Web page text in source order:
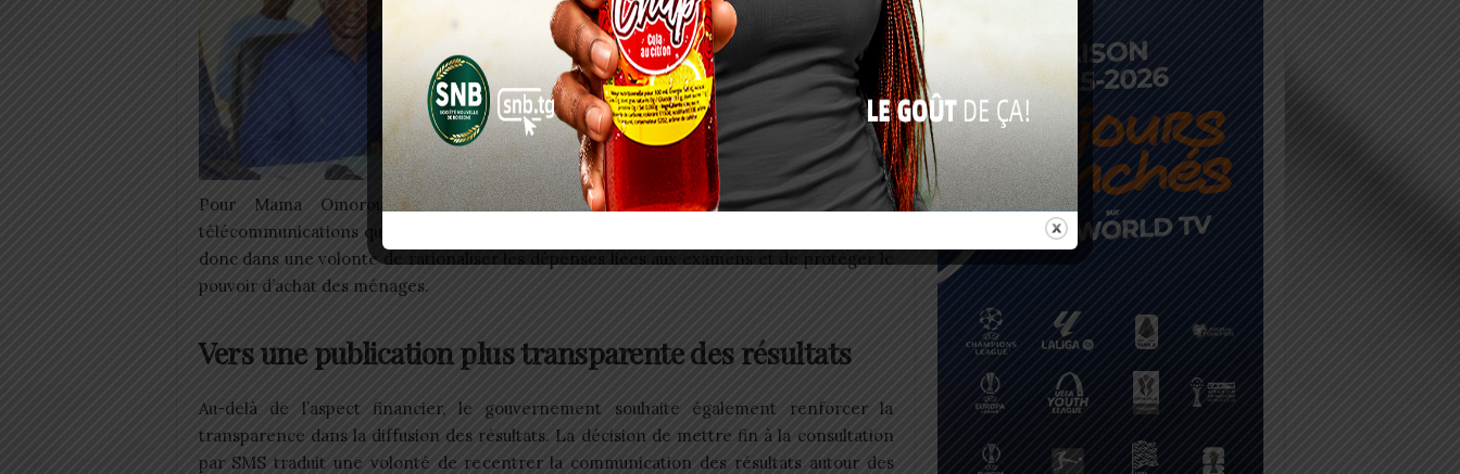
nombreuses familles, plusieurs proches
effectuent simultanément la même
opération afin de vérifier le résultat d’un
candidat. Une situation qui entraîne une
multiplication des frais sans apporter une
réelle valeur ajoutée.
Pour Mama Omorou, ce mécanisme profite davantage aux opérateurs de
télécommunications qu’aux élèves et à leurs parents. La suppression du service s’inscrit
donc dans une volonté de rationaliser les dépenses liées aux examens et de protéger le
pouvoir d’achat des ménages.
Vers une publication plus transparente des résultats
Au-delà de l’aspect financier, le gouvernement souhaite également renforcer la
transparence dans la diffusion des résultats. La décision de mettre fin à la consultation
par SMS traduit une volonté de recentrer la communication des résultats autour des